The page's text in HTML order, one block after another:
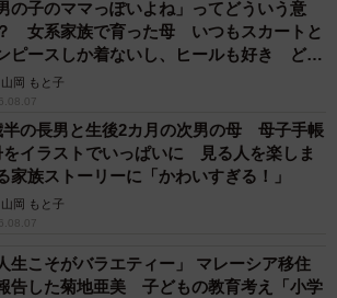
男の子のママっぽいよね」ってどういう意
女系家族で育った母 いつもスカートと
ピースしか着ないし、ヒールも好き どの
が…
山岡 もと子
半の長男と生後2カ月の次男の母 母子手帳
をイラストでいっぱいに 見る人を楽しま
家族ストーリーに「かわいすぎる！」
山岡 もと子
人生こそがバラエティー」 マレーシア移住
告した菊地亜美 子どもの教育考え「小学